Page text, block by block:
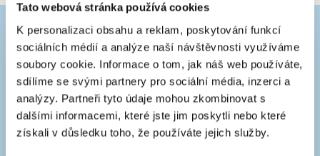
Tato webová stránka používá cookies
K personalizaci obsahu a reklam, poskytování funkcí
sociálních médií a analýze naší návštěvnosti využíváme
soubory cookie. Informace o tom, jak náš web používáte,
sdílíme se svými partnery pro sociální média, inzerci a
analýzy. Partneři tyto údaje mohou zkombinovat s
dalšími informacemi, které jste jim poskytli nebo které
získali v důsledku toho, že používáte jejich služby.
Zavolejte nám zdarma
Na naší bezplatné lince vám pomůžeme s výběrem i
objednávkou.
Zákaznický servis